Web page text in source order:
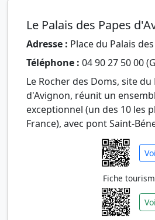
Le Palais des Papes
Adresse : Place du Palais
Téléphone : 04 90 27 50 00
Le Rocher des Doms, site du
d'Avignon, réunit un
exceptionnel (un des 10 les
France), avec pont Saint-
Petit Palais, cathédrale d…
Fiche